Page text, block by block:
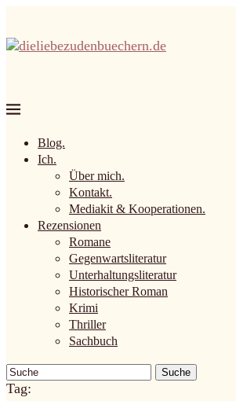
Blog.
Ich.
Über mich.
Kontakt.
Mediakit & Kooperationen.
Rezensionen
Romane
Gegenwartsliteratur
Unterhaltungsliteratur
Historischer Roman
Krimi
Thriller
Sachbuch
Suche
Tag: